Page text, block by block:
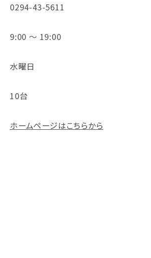
0294-43-5611
9:00 ～ 19:00
水曜日
10台
ホームページはこちらから